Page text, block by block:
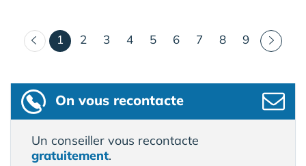
1 (courant)
2 3 4 5 6 7 8 9
On vous recontacte
Un conseiller vous recontacte
gratuitement.